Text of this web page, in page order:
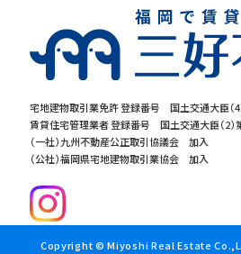
宅地建物取引業免許 登録番号 国土交通大臣（4
賃貸住宅管理業者 登録番号 国土交通大臣（2）
（一社）九州不動産公正取引協議会 加入
（公社）福岡県宅地建物取引業協会 加入
Copyright © Miyoshi Real Estate